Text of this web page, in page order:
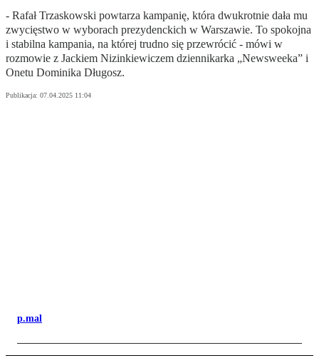
- Rafał Trzaskowski powtarza kampanię, która dwukrotnie dała mu
zwycięstwo w wyborach prezydenckich w Warszawie. To spokojna
i stabilna kampania, na której trudno się przewrócić - mówi w
rozmowie z Jackiem Nizinkiewiczem dziennikarka „Newsweeka” i
Onetu Dominika Długosz.
Publikacja: 07.04.2025 11:04
p.mal